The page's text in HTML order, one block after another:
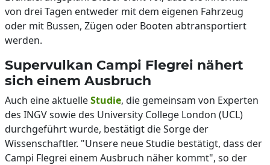
von drei Tagen entweder mit dem eigenen Fahrzeug
oder mit Bussen, Zügen oder Booten abtransportiert
werden.
Supervulkan Campi Flegrei nähert
sich einem Ausbruch
Auch eine aktuelleStudie, die gemeinsam von Experten
des INGV sowie des University College London (UCL)
durchgeführt wurde, bestätigt die Sorge der
Wissenschaftler. "Unsere neue Studie bestätigt, dass der
Campi Flegrei einem Ausbruch näher kommt", so der